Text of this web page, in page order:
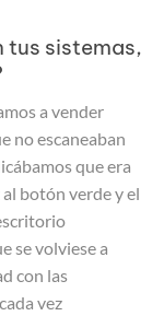
tus sistemas,
a vender
no escaneaban
que era
botón verde y el
se volviese a
con las
vez